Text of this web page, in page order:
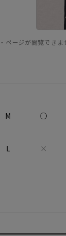
ページが閲覧できま
M ○
L ×